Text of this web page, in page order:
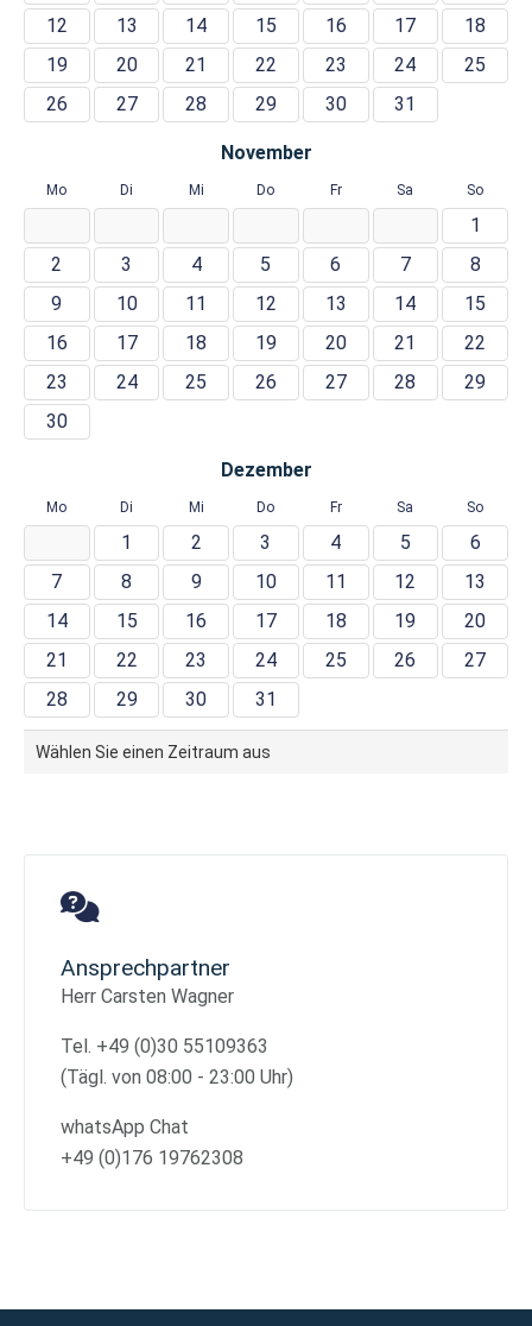
12
13 14 15 16 17
18
19
20 21 22 23 24
25
26
27 28 29 30 31
November
Mo Di Mi Do Fr Sa So
1
2
3 4 5 6 7
8
9
10 11 12 13 14
15
16
17 18 19 20 21
22
23
24 25 26 27 28
29
30
Dezember
Mo Di Mi Do Fr Sa So
1 2 3 4 5
6
7
8 9 10 11 12
13
14
15 16 17 18 19
20
21
22 23 24 25 26
27
28
29 30 31
Wählen Sie einen Zeitraum aus
Ansprechpartner
Herr Carsten Wagner
Tel. +49 (0)30 55109363
(Tägl. von 08:00 - 23:00 Uhr)
whatsApp Chat
+49 (0)176 19762308